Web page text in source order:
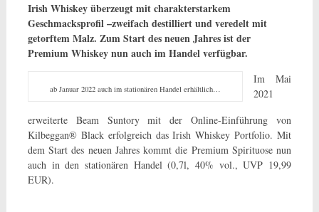
Irish Whiskey überzeugt mit charakterstarkem
Geschmacksprofil –zweifach destilliert und veredelt mit
getorftem Malz. Zum Start des neuen Jahres ist der
Premium Whiskey nun auch im Handel verfügbar.
ab Januar 2022 auch im stationären Handel erhältlich…
Im Mai
2021
erweiterte Beam Suntory mit der Online-Einführung von
Kilbeggan® Black erfolgreich das Irish Whiskey Portfolio. Mit
dem Start des neuen Jahres kommt die Premium Spirituose nun
auch in den stationären Handel (0,7l, 40% vol., UVP 19,99
EUR).